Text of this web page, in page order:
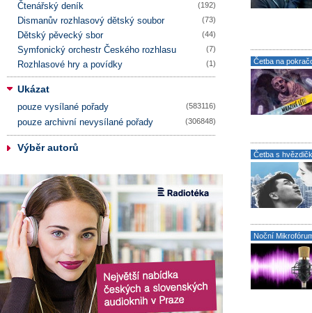
Čtenářský deník (192)
Dismanův rozhlasový dětský soubor (73)
Dětský pěvecký sbor (44)
Symfonický orchestr Českého rozhlasu (7)
Rozhlasové hry a povídky (1)
Ukázat
pouze vysílané pořady (583116)
pouze archivní nevysílané pořady (306848)
Výběr autorů
Četba na
Četba s
Noční